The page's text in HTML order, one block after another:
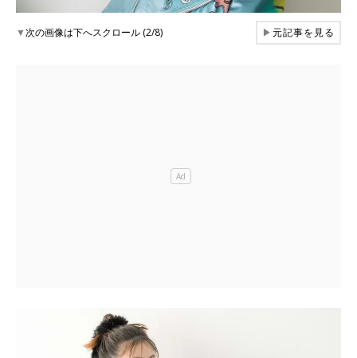
▼次の画像は下へスクロール (2/8) ▶元記事を見る